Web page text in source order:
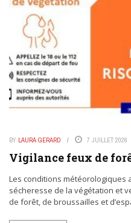
BY LAURA GERARD 7 JUILLET 2026
Vigilance feux de
Les conditions météorologiques
sécheresse de la végétation et
de forêt, de broussailles et